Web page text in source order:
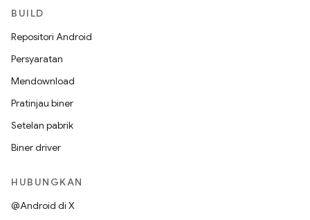
BUILD
Repositori Android
Persyaratan
Mendownload
Pratinjau biner
Setelan pabrik
Biner driver
HUBUNGKAN
@Android di X